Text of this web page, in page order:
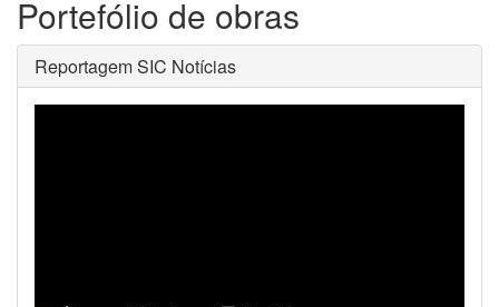
Portefólio de obras
Reportagem SIC Notícias